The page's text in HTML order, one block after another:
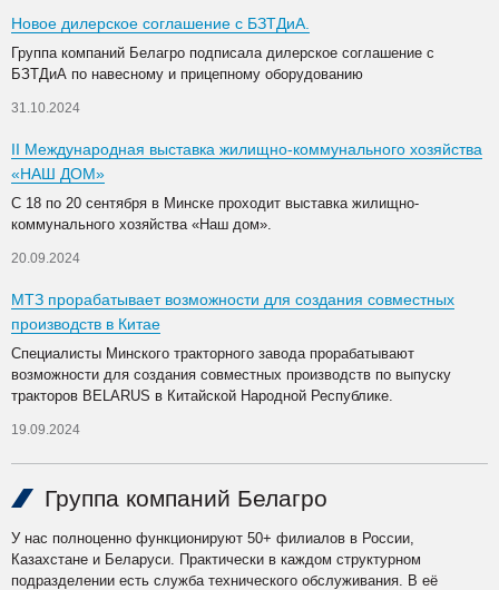
Новое дилерское соглашение с БЗТДиА.
Группа компаний Белагро подписала дилерское соглашение с
БЗТДиА по навесному и прицепному оборудованию
31.10.2024
II Международная выставка жилищно-коммунального хозяйства
«НАШ ДОМ»
С 18 по 20 сентября в Минске проходит выставка жилищно-
коммунального хозяйства «Наш дом».
20.09.2024
МТЗ прорабатывает возможности для создания совместных
производств в Китае
Специалисты Минского тракторного завода прорабатывают
возможности для создания совместных производств по выпуску
тракторов BELARUS в Китайской Народной Республике.
19.09.2024
Группа компаний Белагро
У нас полноценно функционируют 50+ филиалов в России,
Казахстане и Беларуси. Практически в каждом структурном
подразделении есть служба технического обслуживания. В её